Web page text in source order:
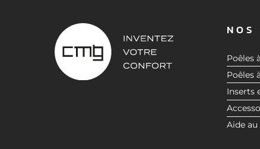
t
e
m
NOS
Poêles
Poêles
Inserts
Aide